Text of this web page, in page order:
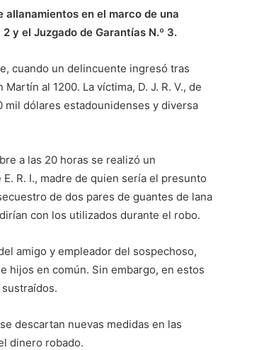
en el marco de una
y el Juzgado de Garantías N.º 3.
cuando un delincuente ingresó tras
al 1200. La víctima, D. J. R. V., de
dólares estadounidenses y diversa
a las 20 horas se realizó un
R. I., madre de quien sería el presunto
de dos pares de guantes de lana
con los utilizados durante el robo.
amigo y empleador del sospechoso,
hijos en común. Sin embargo, en estos
descartan nuevas medidas en las
dinero robado.